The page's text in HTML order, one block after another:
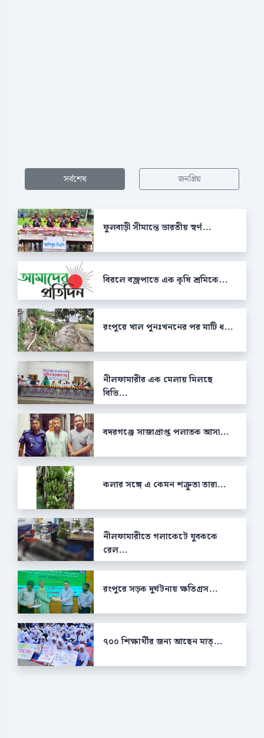
সর্বশেষ জনপ্রিয়
ফুলবাড়ী সীমান্তে ভারতীয় স্বর্ণ...
বিরলে বজ্রপাতে এক কৃষি শ্রমিকে...
রংপুরে খাল পুনঃখননের পর মাটি ধ...
নীলফামারীর এক মেলায় মিলছে
বিভি...
বদরগঞ্জে সাজাপ্রাপ্ত পলাতক আসা...
কলার সঙ্গে এ কেমন শক্রুতা তারা...
নীলফামারীতে গলাকেটে যুবককে
রেল...
রংপুরে সড়ক দুর্ঘটনায় ক্ষতিগ্রস...
৭০০ শিক্ষার্থীর জন্য আছেন মাত্...